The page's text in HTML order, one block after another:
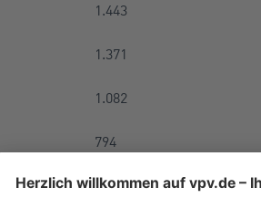
1.443
1.371
1.082
794
433